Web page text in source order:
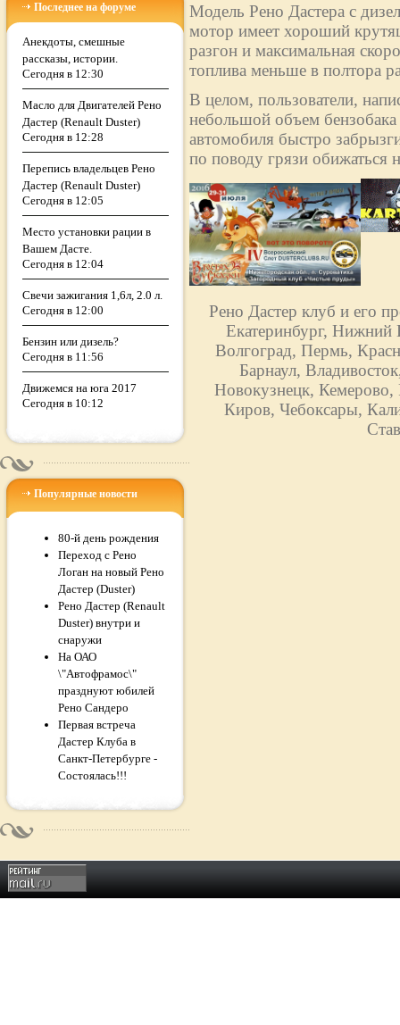
Последнее на форуме
Анекдоты, смешные
рассказы, истории.
Сегодня в 12:30
Масло для Двигателей Рено
Дастер (Renault Duster)
Сегодня в 12:28
Перепись владельцев Рено
Дастер (Renault Duster)
Сегодня в 12:05
Место установки рации в
Вашем Дасте.
Сегодня в 12:04
Свечи зажигания 1,6л, 2.0 л.
Сегодня в 12:00
Бензин или дизель?
Сегодня в 11:56
Движемся на юга 2017
Сегодня в 10:12
Популярные новости
80-й день рождения
Переход с Рено
Логан на новый Рено
Дастер (Duster)
Рено Дастер (Renault
Duster) внутри и
снаружи
На ОАО
\"Автофрамос\"
празднуют юбилей
Рено Сандеро
Первая встреча
Дастер Клуба в
Санкт-Петербурге -
Состоялась!!!
Модель Рено Дастера с
мотор имеет хороший
разгон и максимальная
топлива меньше в полтора
В целом, пользователи,
небольшой объем бензобака
автомобиля быстро
по поводу грязи обижаться
Рено Дастер клуб и его
Екатеринбург, Нижний
Волгоград, Пермь,
Барнаул,
Новокузнецк,
Киров, Чебоксары,